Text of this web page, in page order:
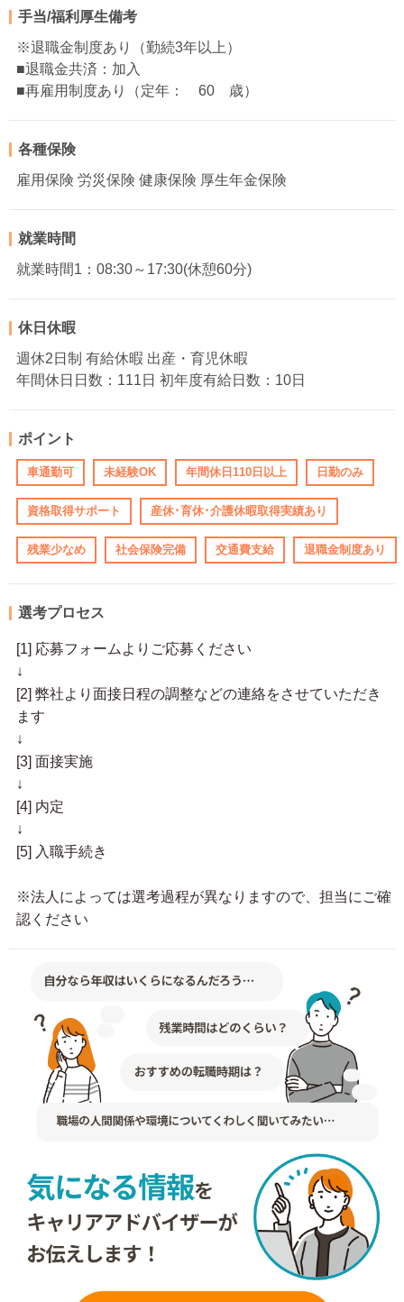
手当/福利厚生備考
※退職金制度あり（勤続3年以上）
■退職金共済：加入
■再雇用制度あり（定年： 60 歳）
各種保険
雇用保険 労災保険 健康保険 厚生年金保険
就業時間
就業時間1：08:30～17:30(休憩60分)
休日休暇
週休2日制 有給休暇 出産・育児休暇
年間休日日数：111日 初年度有給日数：10日
ポイント
車通勤可 未経験OK 年間休日110日以上 日勤のみ
資格取得サポート 産休･育休･介護休暇取得実績あり
残業少なめ 社会保険完備 交通費支給 退職金制度あり
選考プロセス
[1] 応募フォームよりご応募ください
↓
[2] 弊社より面接日程の調整などの連絡をさせていただき
ます
↓
[3] 面接実施
↓
[4] 内定
↓
[5] 入職手続き
※法人によっては選考過程が異なりますので、担当にご確
認ください